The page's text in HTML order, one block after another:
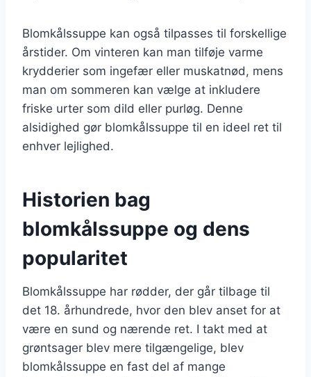
Blomkålssuppe kan også tilpasses til forskellige
årstider. Om vinteren kan man tilføje varme
krydderier som ingefær eller muskatnød, mens
man om sommeren kan vælge at inkludere
friske urter som dild eller purløg. Denne
alsidighed gør blomkålssuppe til en ideel ret til
enhver lejlighed.
Historien bag
blomkålssuppe og dens
popularitet
Blomkålssuppe har rødder, der går tilbage til
det 18. århundrede, hvor den blev anset for at
være en sund og nærende ret. I takt med at
grøntsager blev mere tilgængelige, blev
blomkålssuppe en fast del af mange